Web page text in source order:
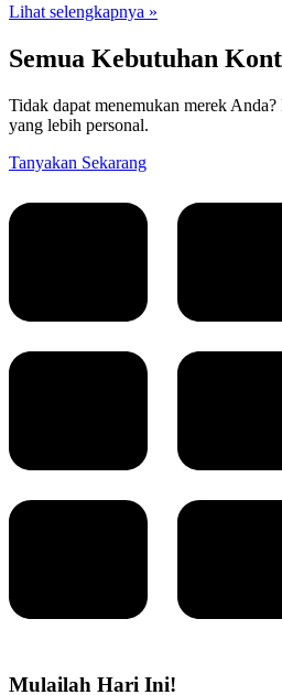
Lihat selengkapnya »
Semua Kebutuhan
Tidak dapat menemukan merek
yang lebih personal.
Tanyakan Sekarang
Mulailah Hari Ini!